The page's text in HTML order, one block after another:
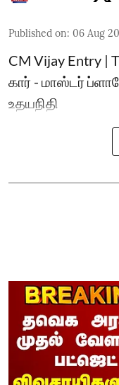
Published on: 06 Aug
CM Vijay Entry |
கார் - மாஸ்டர்
உதயநிதி